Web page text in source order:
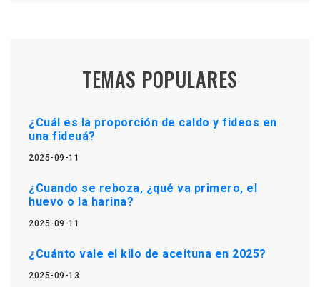
TEMAS POPULARES
¿Cuál es la proporción de caldo y fideos en
una fideuá?
2025-09-11
¿Cuando se reboza, ¿qué va primero, el
huevo o la harina?
2025-09-11
¿Cuánto vale el kilo de aceituna en 2025?
2025-09-13